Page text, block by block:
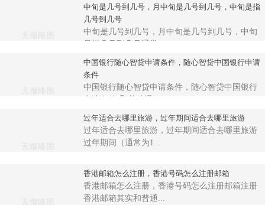
中旬是几号到几号，月中旬是几号到几号，中旬是指
几号到几号
中旬是几号到几号，月中旬是几号到几号，中旬
中国银行随心智贷申请条件，随心智贷中国银行申请
条件
中国银行随心智贷申请条件，随心智贷中国银行
过年适合去哪里旅游，过年期间适合去哪里旅游
过年适合去哪里旅游，过年期间适合去哪里旅游
过年期间（通常为1...
香港邮箱怎么注册，香港号码怎么注册邮箱
香港邮箱怎么注册，香港号码怎么注册邮箱注册
香港邮箱其实和普通...